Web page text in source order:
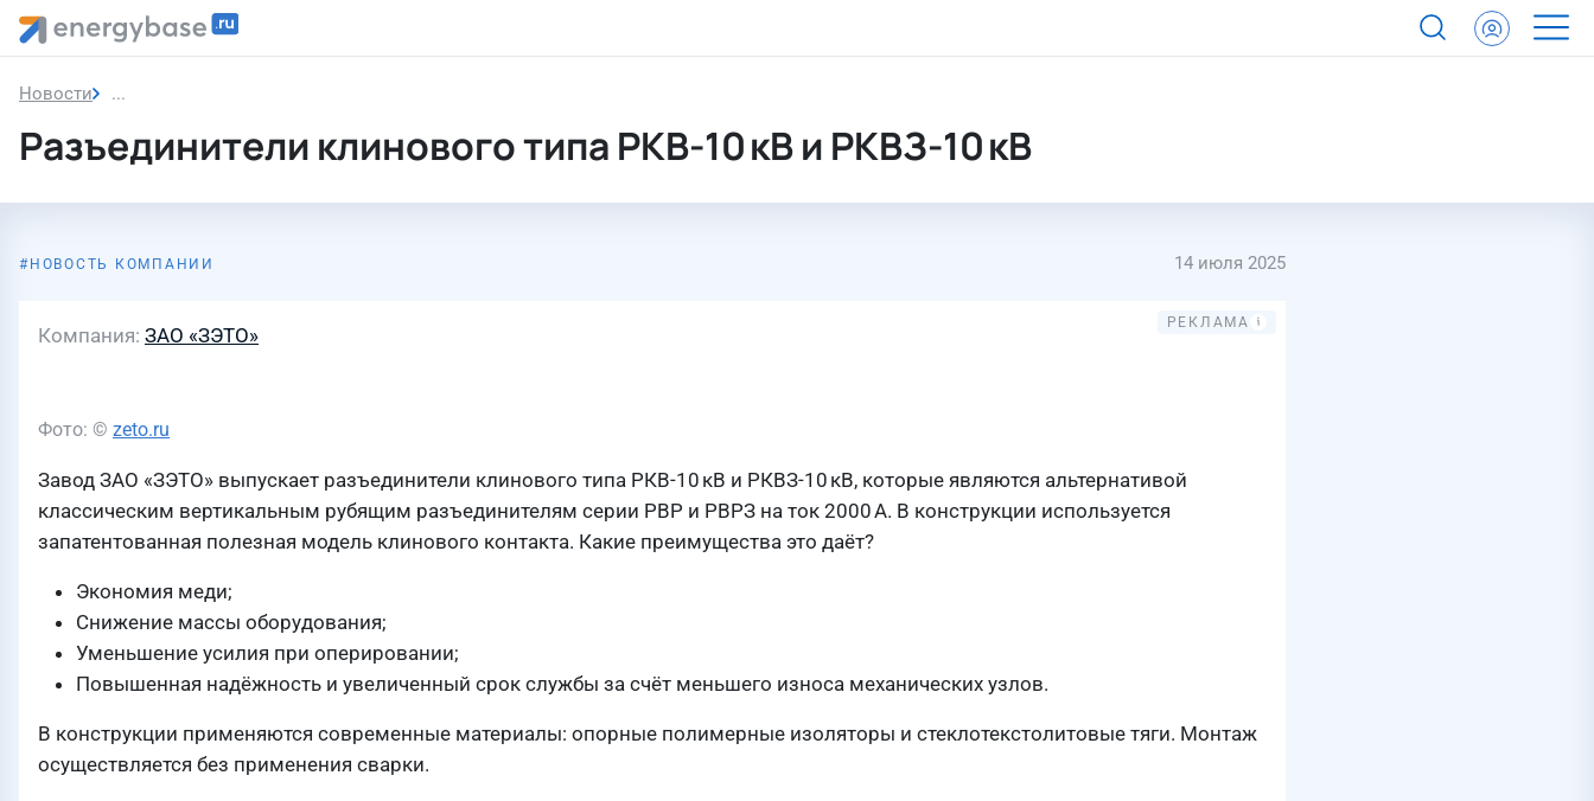
Новости Разъединители клинового типа РКВ-10 кВ и РКВЗ-10 кВ
Разъединители клинового типа РКВ-10 кВ и РКВЗ-10 кВ
НОВОСТЬ КОМПАНИИ 14 июля 2025
Компания ЗАО «ЗЭТО»
Фото: © zeto.ru
Завод ЗАО «ЗЭТО» выпускает разъединители клинового типа РКВ-10 кВ и РКВЗ-10 кВ, которые являются альтернативой
классическим вертикальным рубящим разъединителям серии РВР и РВРЗ на ток 2000 А. В конструкции используется
запатентованная полезная модель клинового контакта. Какие преимущества это даёт?
Экономия меди;
Снижение массы оборудования;
Уменьшение усилия при оперировании;
Повышенная надёжность и увеличенный срок службы за счёт меньшего износа механических узлов.
В конструкции применяются современные материалы: опорные полимерные изоляторы и стеклотекстолитовые тяги. Монтаж
осуществляется без применения сварки.